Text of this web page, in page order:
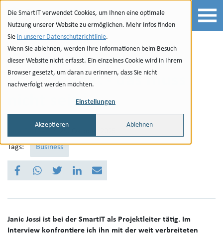
Die SmartIT verwendet Cookies, um Ihnen eine optimale
Nutzung unserer Website zu ermöglichen. Mehr Infos finden
Sie in unserer Datenschutzrichtlinie.
Wenn Sie ablehnen, werden Ihre Informationen beim Besuch
dieser Website nicht erfasst. Ein einzelnes Cookie wird in Ihrem
Browser gesetzt, um daran zu erinnern, dass Sie nicht
nachverfolgt werden möchten.
Einstellungen
Akzeptieren Ablehnen
Zur Navigation
zu den Quicklinks
Zur Suche
Zum Inhalt
IT-Projekte sind immer
über Budget - das muss
nicht sein!
Tags:
Business
Janic Jossi ist bei der SmartIT als Projektleiter tätig. Im
Interview konfrontiere ich ihn mit der weit verbreiteten